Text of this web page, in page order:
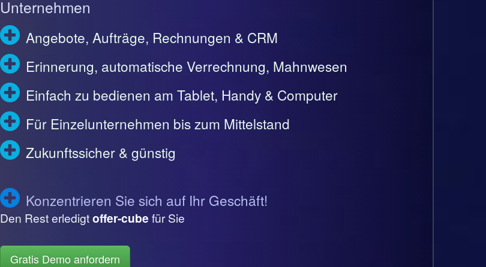
Unternehmen
Angebote, Aufträge, Rechnungen & CRM
Erinnerung, automatische Verrechnung, Mahnwesen
Einfach zu bedienen am Tablet, Handy & Computer
Für Einzelunternehmen bis zum Mittelstand
Zukunftssicher & günstig
Konzentrieren Sie sich auf Ihr Geschäft!
Den Rest erledigtoffer-cube für Sie
Gratis Demo anfordern